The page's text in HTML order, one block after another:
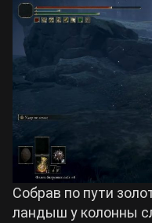
Собрав по пути
ландыш у колонны